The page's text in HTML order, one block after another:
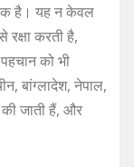
है। यह न केवल
करती है,
को भी
बांग्लादेश, नेपाल,
जाती हैं, और